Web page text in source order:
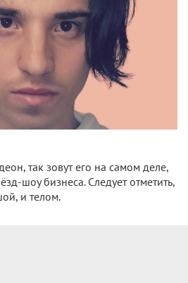
так зовут его на самом деле,
шоу бизнеса. Следует отметить,
и телом.